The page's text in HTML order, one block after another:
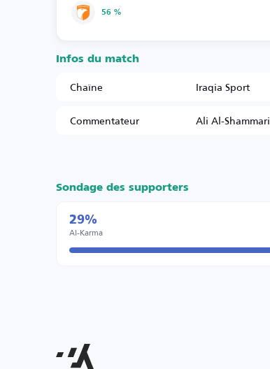
56 %
Infos du match
Chaîne
Iraqia Sport
Commentateur
Ali Al-Shammari
Sondage des supporters
29%
Al-Karma